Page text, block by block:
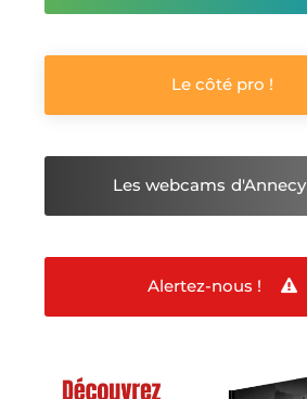
Le côté pro !
Les webcams d'Annecy
Alertez-nous !